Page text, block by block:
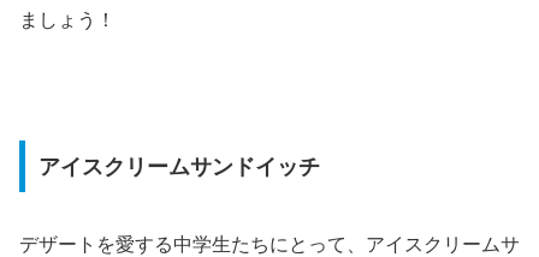
ましょう！
アイスクリームサンドイッチ
デザートを愛する中学生たちにとって、アイスクリームサ